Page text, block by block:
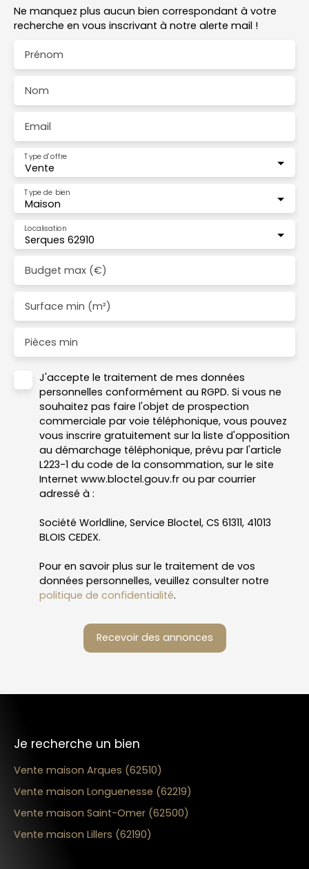
Ne manquez plus aucun bien correspondant à votre
recherche en vous inscrivant à notre alerte mail !
Prénom
Nom
Email
Vente
Type d'offre
Maison
Type de bien
Serques 62910
Localisation
Budget max (€)
Surface min (m²)
Pièces min
J'accepte le traitement de mes données
personnelles conformément au RGPD. Si vous ne
souhaitez pas faire l'objet de prospection
commerciale par voie téléphonique, vous pouvez
vous inscrire gratuitement sur la liste d'opposition
au démarchage téléphonique, prévu par l'article
L223-1 du code de la consommation, sur le site
Internet www.bloctel.gouv.fr ou par courrier
adressé à :
Société Worldline, Service Bloctel, CS 61311, 41013
BLOIS CEDEX.
Pour en savoir plus sur le traitement de vos
données personnelles, veuillez consulter notre
politique de confidentialité.
Recevoir des annonces
Je recherche un bien
Vente maison Arques (62510)
Vente maison Longuenesse (62219)
Vente maison Saint-Omer (62500)
Vente maison Lillers (62190)